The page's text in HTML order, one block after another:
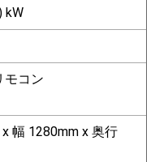
kW
モコン
幅 1280mm x 奥行